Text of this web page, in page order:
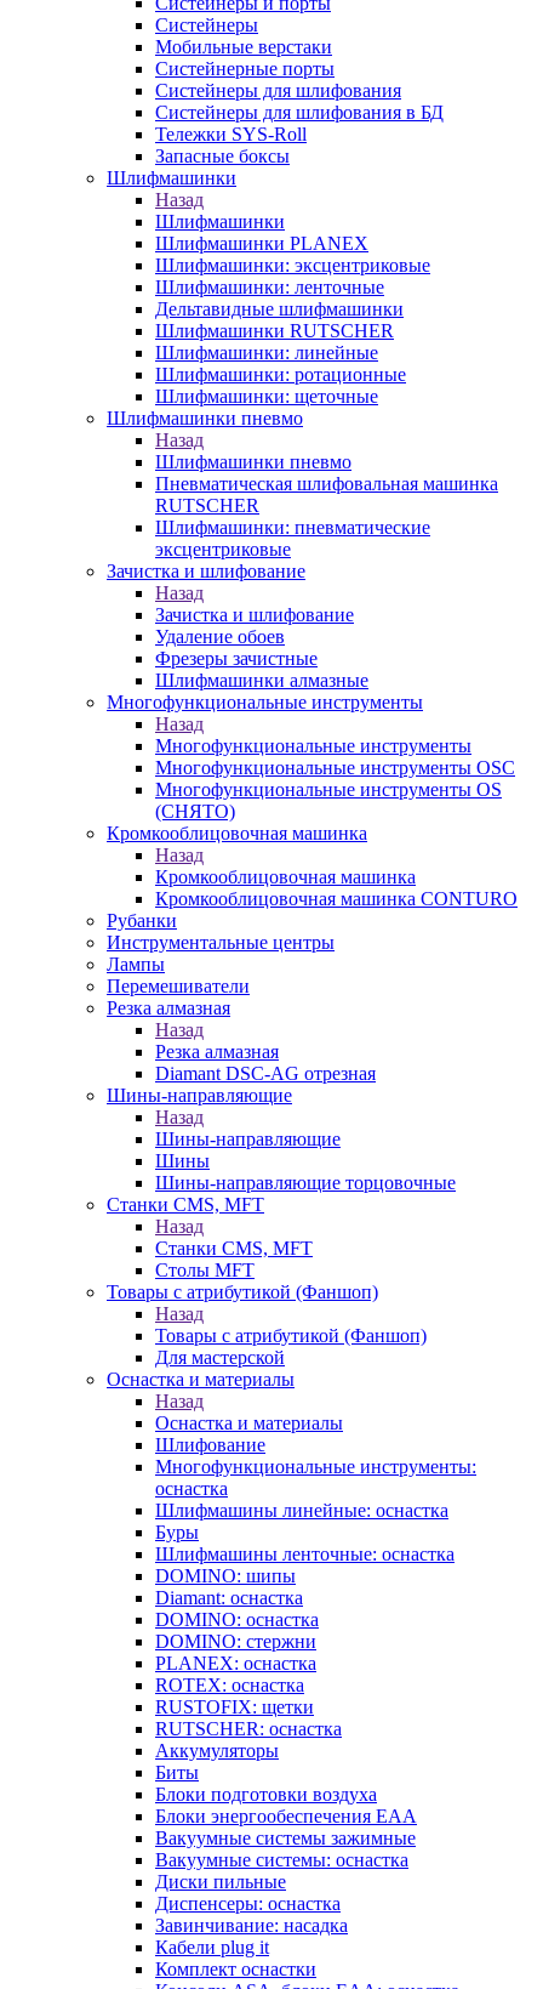
Систейнеры
Мобильные верстаки
Систейнерные порты
Систейнеры для шлифования
Систейнеры для шлифования в БД
Тележки SYS-Roll
Запасные боксы
Шлифмашинки
Назад
Шлифмашинки
Шлифмашинки PLANEX
Шлифмашинки: эксцентриковые
Шлифмашинки: ленточные
Дельтавидные шлифмашинки
Шлифмашинки RUTSCHER
Шлифмашинки: линейные
Шлифмашинки: ротационные
Шлифмашинки: щеточные
Шлифмашинки пневмо
Назад
Шлифмашинки пневмо
Пневматическая шлифовальная машинка
RUTSCHER
Шлифмашинки: пневматические
эксцентриковые
Зачистка и шлифование
Назад
Зачистка и шлифование
Удаление обоев
Фрезеры зачистные
Шлифмашинки алмазные
Многофункциональные инструменты
Назад
Многофункциональные инструменты
Многофункциональные инструменты OSC
Многофункциональные инструменты OS
(СНЯТО)
Кромкооблицовочная машинка
Назад
Кромкооблицовочная машинка
Кромкооблицовочная машинка CONTURO
Рубанки
Инструментальные центры
Лампы
Перемешиватели
Резка алмазная
Назад
Резка алмазная
Diamant DSC-AG отрезная
Шины-направляющие
Назад
Шины-направляющие
Шины
Шины-направляющие торцовочные
Станки CMS, MFT
Назад
Станки CMS, MFT
Столы MFT
Товары с атрибутикой (Фаншоп)
Назад
Товары с атрибутикой (Фаншоп)
Для мастерской
Оснастка и материалы
Назад
Оснастка и материалы
Шлифование
Многофункциональные инструменты:
оснастка
Шлифмашины линейные: оснастка
Буры
Шлифмашины ленточные: оснастка
DOMINO: шипы
Diamant: оснастка
DOMINO: оснастка
DOMINO: стержни
PLANEX: оснастка
ROTEX: оснастка
RUSTOFIX: щетки
RUTSCHER: оснастка
Аккумуляторы
Биты
Блоки подготовки воздуха
Блоки энергообеспечения EAA
Вакуумные системы зажимные
Вакуумные системы: оснастка
Диски пильные
Диспенсеры: оснастка
Завинчивание: насадка
Кабели plug it
Комплект оснастки